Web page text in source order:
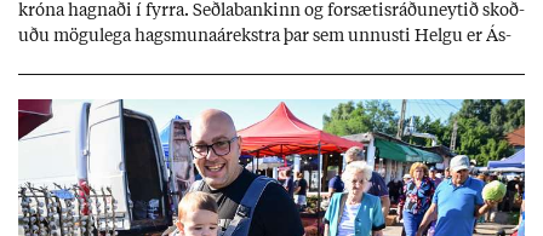
króna hagn­aði í fyrra. Seðla­bank­inn og for­sæt­is­ráðu­neyt­ið skoð­
uðu mögu­lega hags­muna­árekstra þar sem unnusti Helgu er Ás­